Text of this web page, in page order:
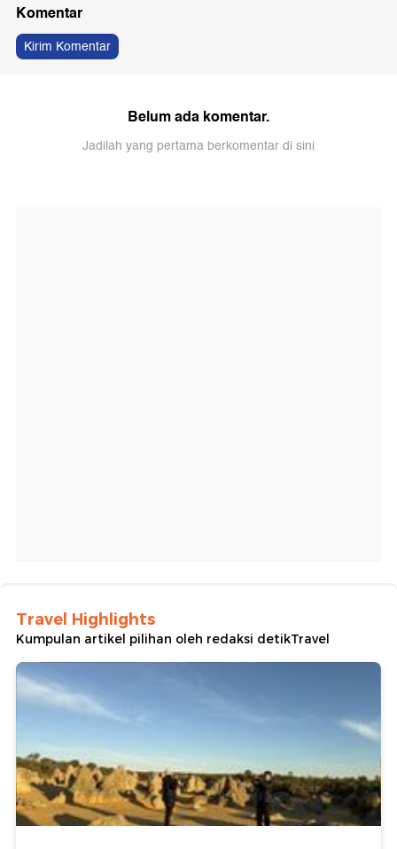
Komentar
Kirim Komentar
Belum ada komentar.
Jadilah yang pertama berkomentar di sini
Travel Highlights
Kumpulan artikel pilihan oleh redaksi detikTravel